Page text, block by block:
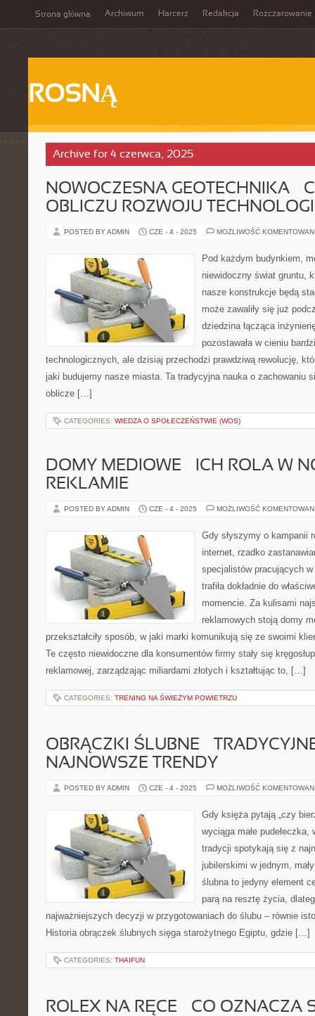
Strona główna Archiwum Harcerz Redakcja Rozczarowanie
ROSNĄ
Archive for 4 czerwca, 2025
NOWOCZESNA GEOTECHNIKA –
OBLICZU ROZWOJU
POSTED BY ADMIN CZE - 4 - 2025 MOŻLIWOŚĆ
Pod każdym budynkiem,
niewidoczny świat gruntu,
nasze konstrukcje będą
może zawaliły się już
dziedzina łącząca
pozostawała w cieniu
technologicznych, ale dzisiaj przechodzi prawdziwą rewolucję,
jaki budujemy nasze miasta. Ta tradycyjna nauka o zachowaniu
oblicze […]
CATEGORIES: WIEDZA O SPOŁECZEŃSTWIE (WOS)
DOMY MEDIOWE – ICH ROLA W
REKLAMIE
POSTED BY ADMIN CZE - 4 - 2025 MOŻLIWOŚĆ
Gdy słyszymy o kampanii
internet, rzadko
specjalistów pracujących
trafiła dokładnie do
momencie. Za kulisami
reklamowych stoją domy
przekształciły sposób, w jaki marki komunikują się ze swoimi
Te często niewidoczne dla konsumentów firmy stały się
reklamowej, zarządzając miliardami złotych i kształtując to, […]
CATEGORIES: TRENING NA ŚWIEŻYM POWIETRZU
OBRĄCZKI ŚLUBNE –
NAJNOWSZE TRENDY
POSTED BY ADMIN CZE - 4 - 2025 MOŻLIWOŚĆ
Gdy księża pytają „czy
wyciąga małe
tradycji spotykają się z
jubilerskimi w jednym,
ślubna to jedyny element
parą na resztę życia,
najważniejszych decyzji w przygotowaniach do ślubu – równie
Historia obrączek ślubnych sięga starożytnego Egiptu, gdzie […]
CATEGORIES: THAIFUN
ROLEX NA RĘCE – CO OZNACZA